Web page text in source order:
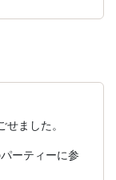
ました。
ーティーに参